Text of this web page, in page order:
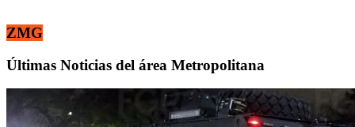
ZMG
Últimas Noticias del área Metropolitana